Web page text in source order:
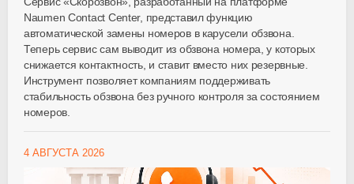
Naumen Contact Center, представил функцию
автоматической замены номеров в карусели обзвона.
Теперь сервис сам выводит из обзвона номера, у которых
снижается контактность, и ставит вместо них резервные.
Инструмент позволяет компаниям поддерживать
стабильность обзвона без ручного контроля за состоянием
номеров.
4 АВГУСТА 2026